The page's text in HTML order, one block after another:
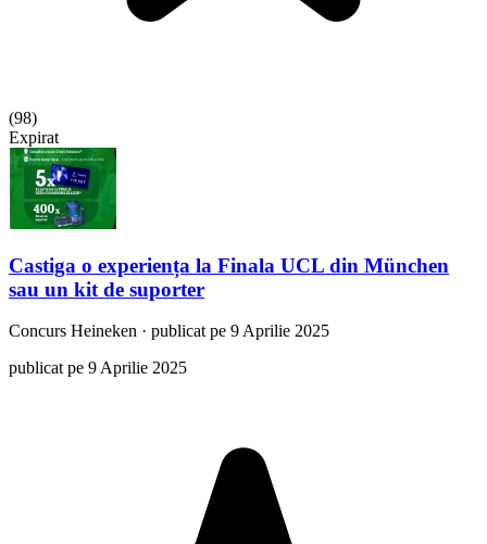
(98)
Expirat
Castiga o experiența la Finala UCL din München
sau un kit de suporter
Concurs Heineken · publicat pe 9 Aprilie 2025
publicat pe 9 Aprilie 2025